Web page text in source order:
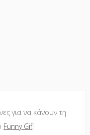
για να κάνουν τη
Funny Gif!